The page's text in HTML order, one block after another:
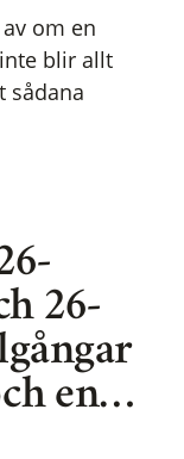
om en
blir allt
sådana
26-
en…